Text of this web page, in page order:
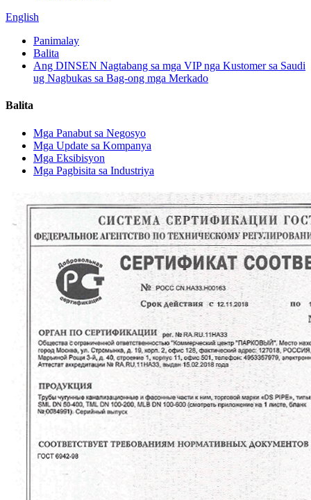
English
Panimalay
Balita
Ang DINSEN Nagtabang sa mga VIP nga Kustomer sa Saudi
ug Nagbukas sa Bag-ong mga Merkado
Balita
Mga Panabut sa Negosyo
Mga Update sa Kompanya
Mga Eksibisyon
Mga Pagbisita sa Industriya